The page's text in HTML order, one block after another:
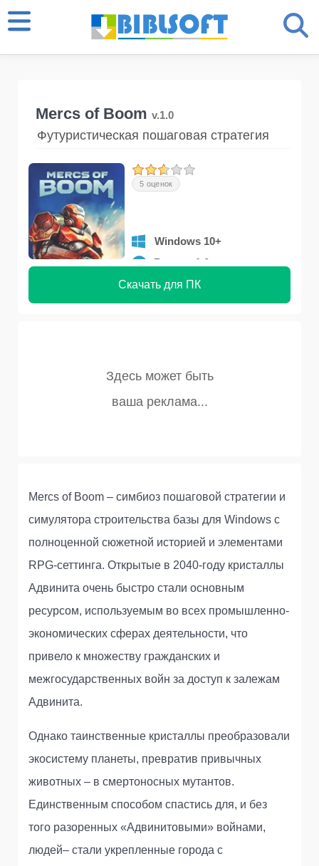
Mercs of Boom v.1.0
Футуристическая пошаговая стратегия
5 оценок
Windows 10+
Версия 1.0
Скачать для ПК
Mercs of Boom – симбиоз пошаговой стратегии и
симулятора строительства базы для Windows с
полноценной сюжетной историей и элементами
RPG-сеттинга. Открытые в 2040-году кристаллы
Адвинита очень быстро стали основным
ресурсом, используемым во всех промышленно-
экономических сферах деятельности, что
привело к множеству гражданских и
межгосударственных войн за доступ к залежам
Адвинита.
Однако таинственные кристаллы преобразовали
экосистему планеты, превратив привычных
животных – в смертоносных мутантов.
Единственным способом спастись для, и без
того разоренных «Адвинитовыми» войнами,
людей– стали укрепленные города с